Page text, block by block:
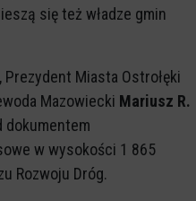
się też władze gmin
Miasta Ostrołęki
Mazowiecki Mariusz R.
dokumentem
w wysokości 1 865
Rozwoju Dróg.